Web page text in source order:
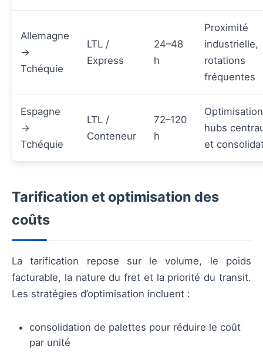
Allemagne
→
Tchéquie
LTL /
Express
24–48
h
Proximité
industrielle,
rotations
fréquentes
Espagne
→
Tchéquie
LTL /
Conteneur
72–120
h
hubs
et
Tarification et optimisation des
coûts
La tarification repose sur le volume, le poids
facturable, la nature du fret et la priorité du transit.
Les stratégies d’optimisation incluent :
consolidation de palettes pour réduire le coût
par unité